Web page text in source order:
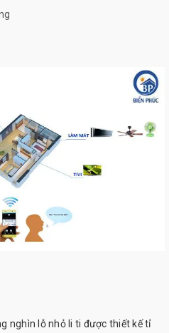
nghìn lỗ nhỏ li ti được thiết kế tỉ